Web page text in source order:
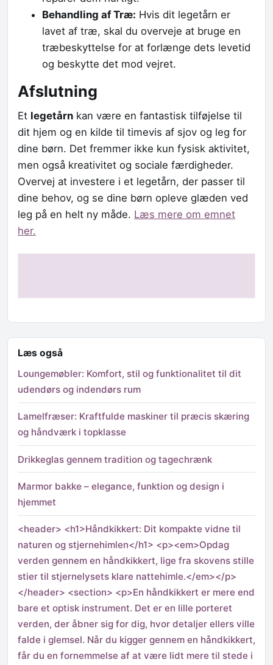
Behandling af Træ: Hvis dit legetårn er
lavet af træ, skal du overveje at bruge en
træbeskyttelse for at forlænge dets levetid
og beskytte det mod vejret.
Afslutning
Et legetårn kan være en fantastisk tilføjelse til
dit hjem og en kilde til timevis af sjov og leg for
dine børn. Det fremmer ikke kun fysisk aktivitet,
men også kreativitet og sociale færdigheder.
Overvej at investere i et legetårn, der passer til
dine behov, og se dine børn opleve glæden ved
leg på en helt ny måde. Læs mere om emnet
her.
Læs også
Loungemøbler: Komfort, stil og funktionalitet til dit
udendørs og indendørs rum
Lamelfræser: Kraftfulde maskiner til præcis skæring
og håndværk i topklasse
Drikkeglas gennem tradition og tagechrænk
Marmor bakke – elegance, funktion og design i
hjemmet
<header> <h1>Håndkikkert: Dit kompakte vidne til
naturen og stjernehimlen</h1> <p><em>Opdag
verden gennem en håndkikkert, lige fra skovens stille
stier til stjernelysets klare nattehimle.</em></p>
</header> <section> <p>En håndkikkert er mere end
bare et optisk instrument. Det er en lille porteret
verden, der åbner sig for dig, hvor detaljer ellers ville
falde i glemsel. Når du kigger gennem en håndkikkert,
får du en fornemmelse af at være lidt mere til stede i